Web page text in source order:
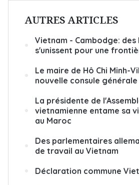
AUTRES ARTICLES
Vietnam - Cambodge:
s'unissent pour une
Le maire de Hô Chi Minh-
nouvelle consule générale
La présidente de
vietnamienne entame sa
au Maroc
Des parlementaires
de travail au Vietnam
Déclaration commune